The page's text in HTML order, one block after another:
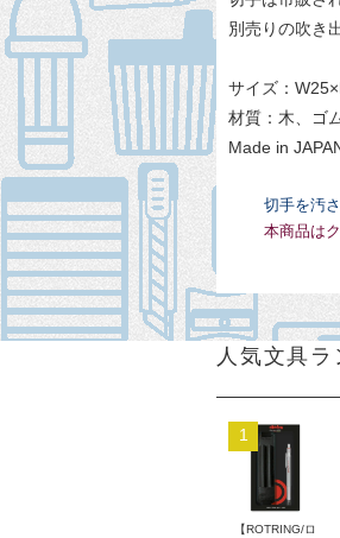
別売りの吹き
サイズ：
材質：木、ゴ
Made in
切手を汚
本商品は
人気文具
1
【ROTRING/ロ